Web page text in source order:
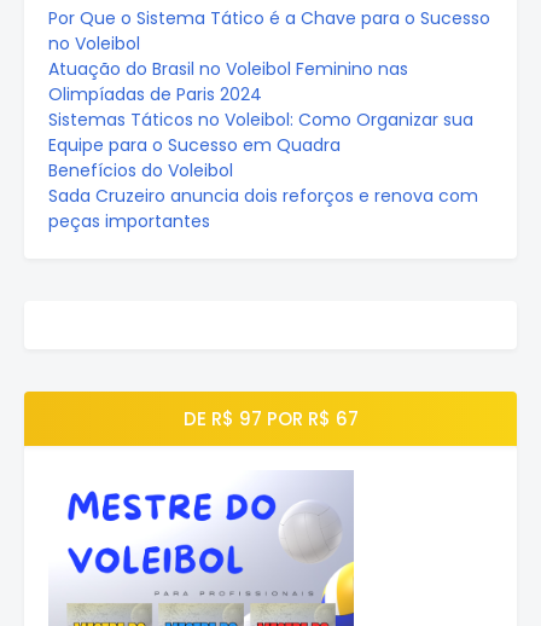
Por Que o Sistema Tático é a Chave para o Sucesso
no Voleibol
Atuação do Brasil no Voleibol Feminino nas
Olimpíadas de Paris 2024
Sistemas Táticos no Voleibol: Como Organizar sua
Equipe para o Sucesso em Quadra
Benefícios do Voleibol
Sada Cruzeiro anuncia dois reforços e renova com
peças importantes
DE R$ 97 POR R$ 67